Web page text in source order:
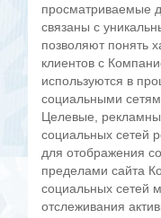
просматриваемые
связаны с
позволяют понять
клиентов с
используются в
социальными
Целевые,
социальных сетей
для отображения
пределами сайта
социальных сетей
отслеживания